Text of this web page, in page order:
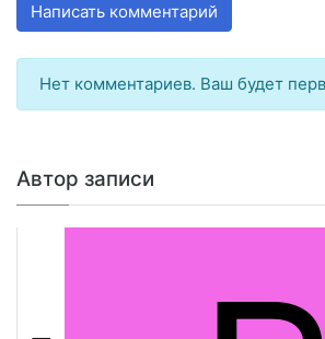
Написать комментарий
Нет комментариев. Ваш будет
Автор записи